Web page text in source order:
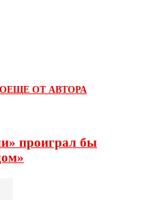
ЕЩЕ ОТ АВТОРА
проиграл бы